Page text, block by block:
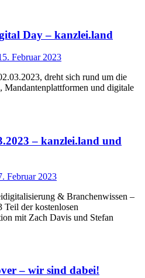
Day – kanzlei.land
Februar 2023
dreht sich rund um die
und digitale
– kanzlei.land und
Februar 2023
& Branchenwissen –
Teil der kostenlosen
mit Zach Davis und Stefan
– wir sind dabei!